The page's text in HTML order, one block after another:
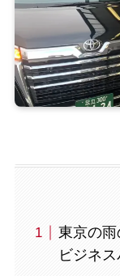
東京の
ビジネ